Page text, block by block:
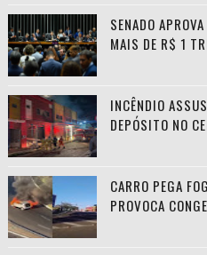
SENADO
MAIS DE R$ 1
INCÊNDIO
DEPÓSITO NO
CARRO PEGA
PROVOCA